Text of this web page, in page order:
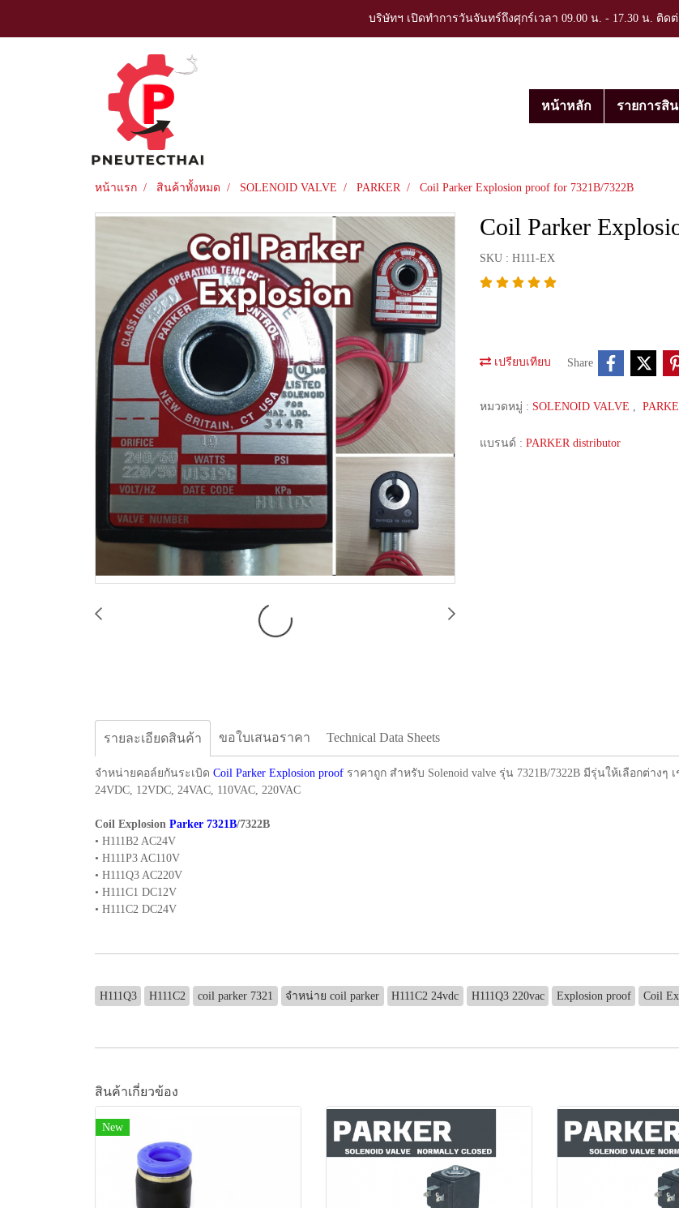
บริษัทฯ เปิดทำการวันจันทร์ถึงศุกร์เวลา 09.00 น. - 17.30 น. ติดต่
หน้าหลัก รายการสิ
หน้าแรก สินค้าทั้งหมด SOLENOID VALVE PARKER Coil Parker Explosion proof for 7321B/7322B
Coil Parker
SKU : H111-EX
เปรียบเทียบ Share
หมวดหมู่ : SOLENOID VALVE ,
แบรนด์ : PARKER distributor
รายละเอียดสินค้า ขอใบเสนอราคา Technical Data Sheets
จำหน่ายคอล์ยกันระเบิด Coil Parker Explosion proof ราคาถูก สำหรับ Solenoid valve รุ่น 7321B/7322B มีรุ่นให้เลือกต่างๆ เ
24VDC, 12VDC, 24VAC, 110VAC, 220VAC
Coil Explosion Parker 7321B/7322B
• H111B2 AC24V
• H111P3 AC110V
• H111Q3 AC220V
• H111C1 DC12V
• H111C2 DC24V
H111Q3 H111C2 coil parker 7321 จำหน่าย coil parker H111C2 24vdc H111Q3 220vac Explosion proof Coil
สินค้าเกี่ยวข้อง
New